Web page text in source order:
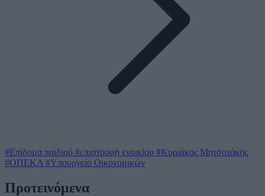
#Επίδομα παιδιού #επιστροφή ενοικίου #Κυριάκος Μητσοτάκης
#ΟΠΕΚΑ #Υπουργείο Οικονομικών
Προτεινόμενα